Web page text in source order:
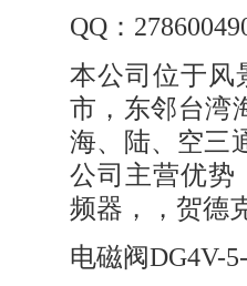
QQ：
本公司位于
市，东邻台湾
海、陆、空三
公司主营优势
频器，，贺德
电磁阀DG4V-